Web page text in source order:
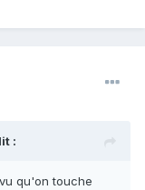
:
qu'on touche